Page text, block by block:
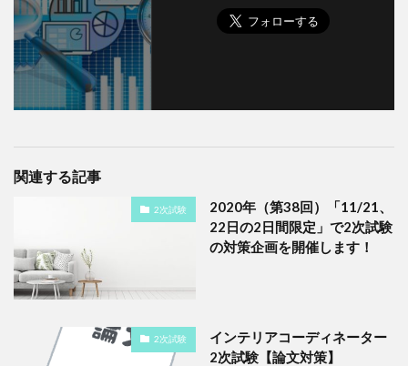
関連する記事
2次試験
2020年（第38回）「11/21、
22日の2日間限定」で2次試験
の対策企画を開催します！
2次試験
インテリアコーディネーター
2次試験【論文対策】